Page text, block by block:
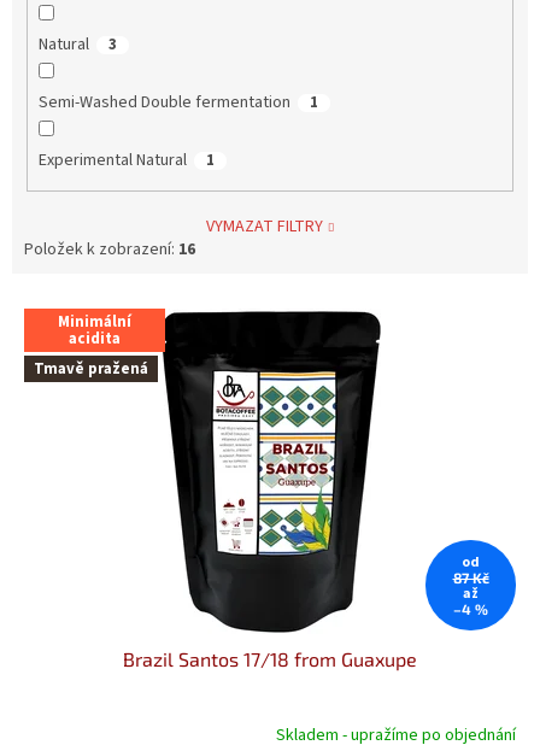
Natural 3
Semi-Washed Double fermentation 1
Experimental Natural 1
VYMAZAT FILTRY
Položek k zobrazení: 16
V
p
Minimální
acidita
Tmavě pražená
od
87 Kč
až
–4 %
Brazil Santos 17/18 from Guaxupe
Skladem - upražíme po objednání